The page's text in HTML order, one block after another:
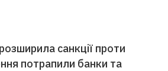
санкції проти
потрапили банки та